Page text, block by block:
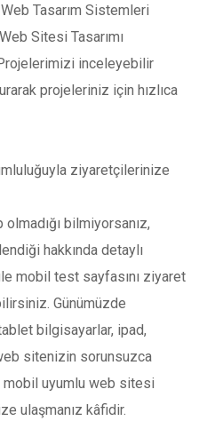
Tasarım Sistemleri
Sitesi Tasarımı
inceleyebilir
projeleriniz için hızlıca
ziyaretçilerinize
bilmiyorsanız,
hakkında detaylı
mobil test sayfasını ziyaret
Günümüzde
bilgisayarlar, ipad,
sitenizin sorunsuzca
uyumlu web sitesi
ulaşmanız kâfidir.